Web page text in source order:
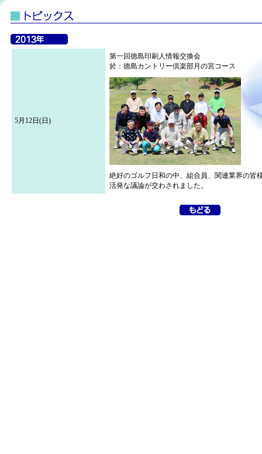
5月12日(日)
第一回徳島印刷人情報交換会
於：徳島カントリー倶楽部月の宮コース
絶好のゴルフ日和の中、組合員、関連業界の皆
活発な議論が交わされました。